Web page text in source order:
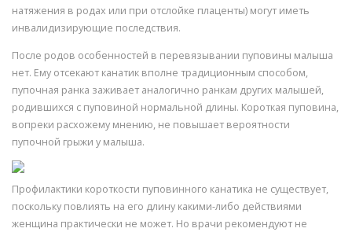
натяжения в родах или при отслойке плаценты) могут иметь
инвалидизирующие последствия.
После родов особенностей в перевязывании пуповины малыша
нет. Ему отсекают канатик вполне традиционным способом,
пупочная ранка заживает аналогично ранкам других малышей,
родившихся с пуповиной нормальной длины. Короткая пуповина,
вопреки расхожему мнению, не повышает вероятности
пупочной грыжи у малыша.
Профилактики короткости пуповинного канатика не существует,
поскольку повлиять на его длину какими-либо действиями
женщина практически не может. Но врачи рекомендуют не